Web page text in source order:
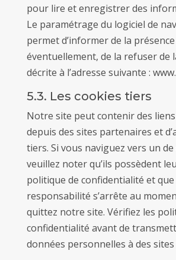
pour lire et enregistrer des
Le paramétrage du logiciel de
permet d’informer de la
éventuellement, de la refuser de
décrite à l’adresse suivante :
5.3. Les cookies tiers
Notre site peut contenir des
depuis des sites partenaires et
tiers. Si vous naviguez vers un de
veuillez noter qu’ils possèdent
politique de confidentialité et
responsabilité s’arrête au
quittez notre site. Vérifiez les
confidentialité avant de
données personnelles à des